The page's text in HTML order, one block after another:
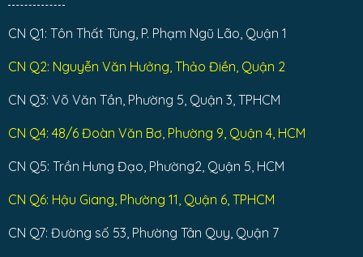
CN Q1: Tôn Thất Tùng, P. Phạm Ngũ Lão, Quận 1
CN Q2: Nguyễn Văn Hưởng, Thảo Điền, Quận 2
CN Q3: Võ Văn Tần, Phường 5, Quận 3, TPHCM
CN Q4: 48/6 Đoàn Văn Bơ, Phường 9, Quận 4, HCM
CN Q5: Trần Hưng Đạo, Phường2, Quận 5, HCM
CN Q6: Hậu Giang, Phường 11, Quận 6, TPHCM
CN Q7: Đường số 53, Phường Tân Quy, Quận 7